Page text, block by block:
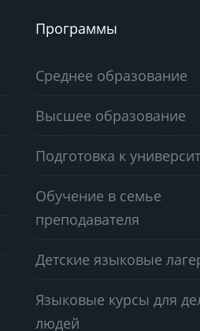
Программы
Среднее образование
Высшее образование
Подготовка к
Обучение в семье
преподавателя
Детские языковые
Языковые курсы для
людей